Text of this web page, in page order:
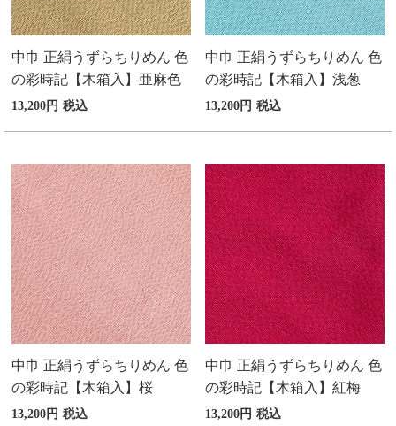
中巾 正絹うずらちりめん 色
の彩時記【木箱入】亜麻色
13,200 税込
中巾 正絹うずらちりめん 色
の彩時記【木箱入】浅葱
13,200 税込
中巾 正絹うずらちりめん 色
の彩時記【木箱入】桜
13,200 税込
中巾 正絹うずらちりめん 色
の彩時記【木箱入】紅梅
13,200 税込